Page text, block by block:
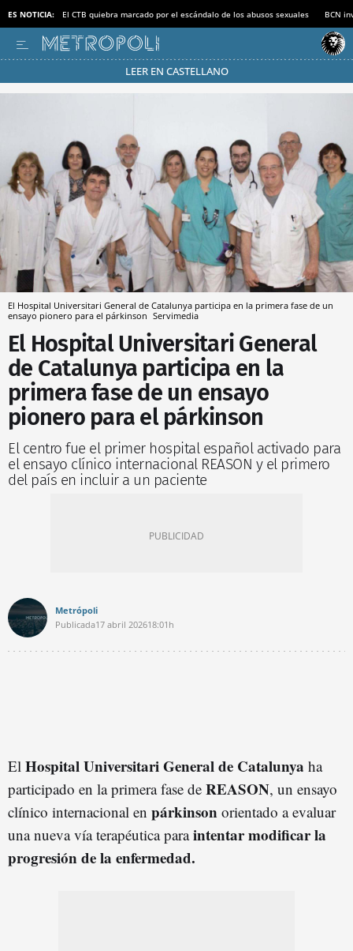
ES NOTICIA: El CTB quiebra marcado por el escándalo de los abusos sexuales BCN
LEER EN CASTELLANO
Pásate al MODO AHORRO
El Hospital Universitari General de Catalunya participa en la primera fase de un
ensayo pionero para el párkinson Servimedia
El Hospital Universitari General
de Catalunya participa en la
primera fase de un ensayo
pionero para el párkinson
El centro fue el primer hospital español activado para
el ensayo clínico internacional REASON y el primero
del país en incluir a un paciente
Metrópoli
Publicada17 abril 202618:01h
El Hospital Universitari General de Catalunya ha
participado en la primera fase de REASON, un ensayo
clínico internacional en párkinson orientado a evaluar
una nueva vía terapéutica paraintentar modificar la
progresión de la enfermedad.